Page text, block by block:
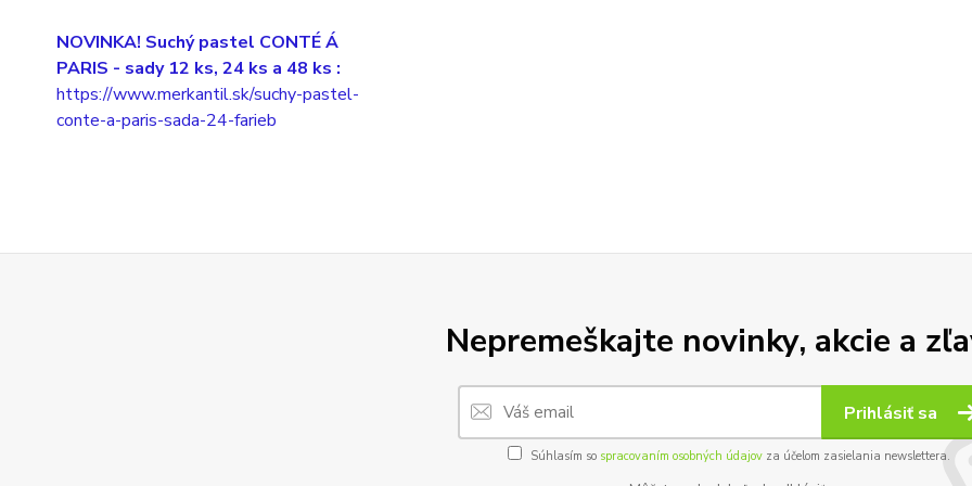
NOVINKA! Suchý pastel CONTÉ Á
PARIS - sady 12 ks, 24 ks a 48 ks :
https://www.merkantil.sk/suchy-pastel-
conte-a-paris-sada-24-farieb
Nepremeškajte novinky, akcie a
Prihlásiť sa
Súhlasím so spracovaním osobných údajov za účelom zasielania newslettera.